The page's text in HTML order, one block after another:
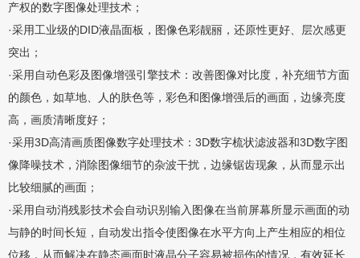
产权的数字图像处理技术；
·采用工业级的DID液晶面板，图像色彩靓丽，还原性更好、层次感更
突出；
·采用自动色彩及图像增强引擎技术：改善图像对比度，补充细节方面
的颜色，如草地、人的肤色等，彩色和图像增强后的画面，边缘亮度
高，画质清晰度好；
·采用3D高清画质图像数字处理技术：3D数字梳状滤波器和3D数字图
像降噪技术，消除图像细节的杂波干扰，边缘锯齿现象，从而显示出
比较细腻的画面；
·采用自动消残影技术会自动识别输入图像在当前屏幕所显示画面的动
与静的时间长短，自动发出指令使图像在水平方向上产生相应的相位
位移，从而解决在静态画面时液晶分子容易被损伤的情况，有效延长